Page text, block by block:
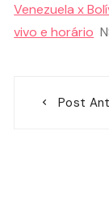
Venezuela x
vivo e horário
Post